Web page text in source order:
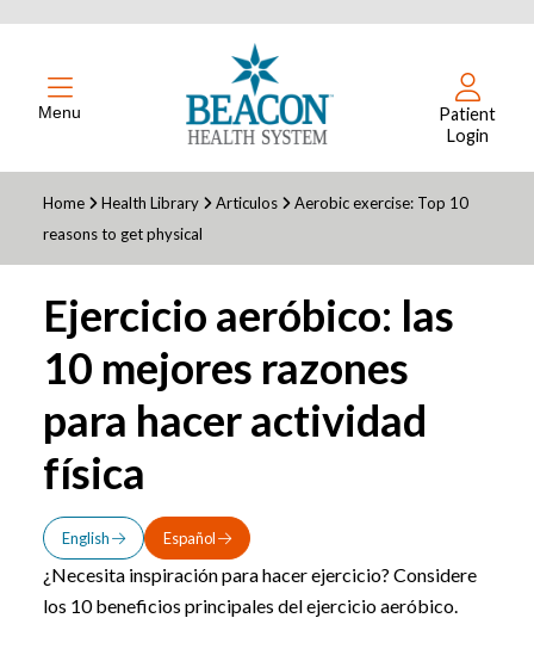
Menu
Patient
Login
Home Health Library Articulos
Aerobic exercise: Top 10
reasons to get physical
Ejercicio aeróbico: las
10 mejores razones
para hacer actividad
física
English Español
¿Necesita inspiración para hacer ejercicio? Considere
los 10 beneficios principales del ejercicio aeróbico.